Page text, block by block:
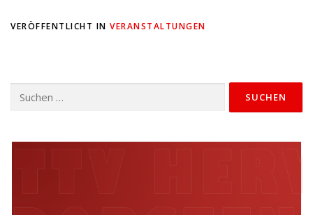
VERÖFFENTLICHT IN VERANSTALTUNGEN
nach: